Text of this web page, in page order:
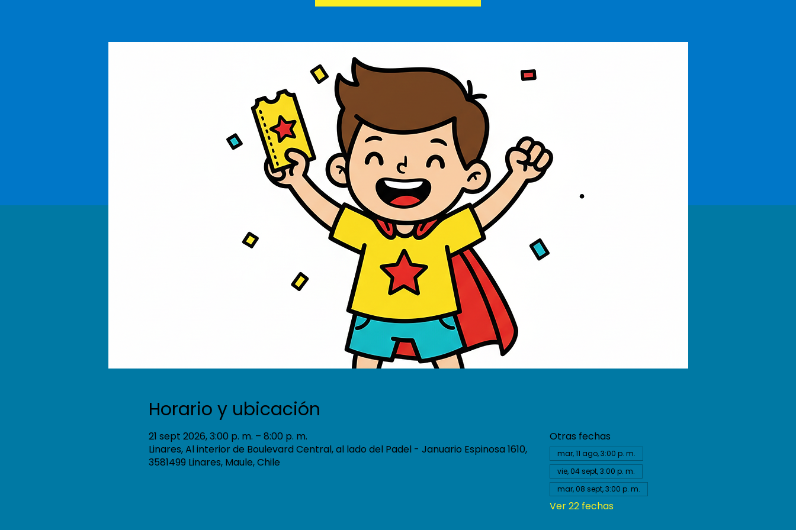
Horario y ubicación
21 sept 2026, 3:00 p. m. – 8:00 p. m.
Linares, Al interior de Boulevard Central, al lado del Padel - Januario Espinosa 1610,
3581499 Linares, Maule, Chile
Otras fechas
mar, 11 ago, 3:00 p. m.
vie, 04 sept, 3:00 p. m.
mar, 08 sept, 3:00 p. m.
Ver 22 fechas